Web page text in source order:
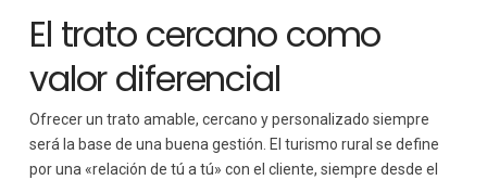
El trato cercano como
valor diferencial
Ofrecer un trato amable, cercano y personalizado siempre
será la base de una buena gestión. El turismo rural se define
por una «relación de tú a tú» con el cliente, siempre desde el